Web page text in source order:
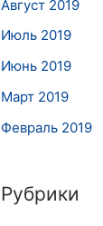
Август 2019
Июль 2019
Июнь 2019
Март 2019
Февраль 2019
Рубрики